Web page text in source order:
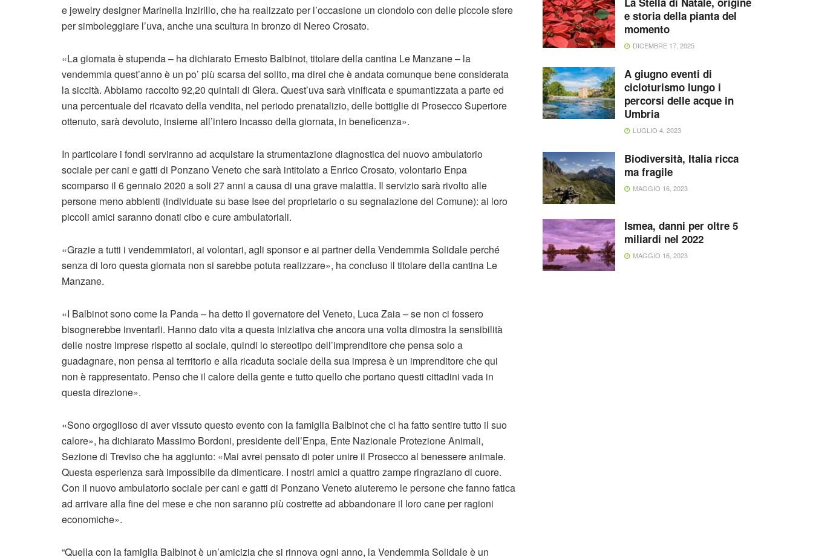
e jewelry designer Marinella Inzirillo, che ha realizzato per l’occasione un ciondolo con delle piccole sfere
per simboleggiare l’uva, anche una scultura in bronzo di Nereo Crosato.
«La giornata è stupenda – ha dichiarato Ernesto Balbinot, titolare della cantina Le Manzane – la
vendemmia quest’anno è un po’ più scarsa del solito, ma direi che è andata comunque bene considerata
la siccità. Abbiamo raccolto 92,20 quintali di Glera. Quest’uva sarà vinificata e spumantizzata a parte ed
una percentuale del ricavato della vendita, nel periodo prenatalizio, delle bottiglie di Prosecco Superiore
ottenuto, sarà devoluto, insieme all’intero incasso della giornata, in beneficenza».
In particolare i fondi serviranno ad acquistare la strumentazione diagnostica del nuovo ambulatorio
sociale per cani e gatti di Ponzano Veneto che sarà intitolato a Enrico Crosato, volontario Enpa
scomparso il 6 gennaio 2020 a soli 27 anni a causa di una grave malattia. Il servizio sarà rivolto alle
persone meno abbienti (individuate su base Isee del proprietario o su segnalazione del Comune): ai loro
piccoli amici saranno donati cibo e cure ambulatoriali.
«Grazie a tutti i vendemmiatori, ai volontari, agli sponsor e ai partner della Vendemmia Solidale perché
senza di loro questa giornata non si sarebbe potuta realizzare», ha concluso il titolare della cantina Le
Manzane.
«I Balbinot sono come la Panda – ha detto il governatore del Veneto, Luca Zaia – se non ci fossero
bisognerebbe inventarli. Hanno dato vita a questa iniziativa che ancora una volta dimostra la sensibilità
delle nostre imprese rispetto al sociale, quindi lo stereotipo dell’imprenditore che pensa solo a
guadagnare, non pensa al territorio e alla ricaduta sociale della sua impresa è un imprenditore che qui
non è rappresentato. Penso che il calore della gente e tutto quello che portano questi cittadini vada in
questa direzione».
«Sono orgoglioso di aver vissuto questo evento con la famiglia Balbinot che ci ha fatto sentire tutto il suo
calore», ha dichiarato Massimo Bordoni, presidente dell’Enpa, Ente Nazionale Protezione Animali,
Sezione di Treviso che ha aggiunto: «Mai avrei pensato di poter unire il Prosecco al benessere animale.
Questa esperienza sarà impossibile da dimenticare. I nostri amici a quattro zampe ringraziano di cuore.
Con il nuovo ambulatorio sociale per cani e gatti di Ponzano Veneto aiuteremo le persone che fanno fatica
ad arrivare alla fine del mese e che non saranno più costrette ad abbandonare il loro cane per ragioni
economiche».
“Quella con la famiglia Balbinot è un’amicizia che si rinnova ogni anno, la Vendemmia Solidale è un
e storia della pianta del
momento
DICEMBRE 17, 2025
A giugno eventi di
cicloturismo lungo i
percorsi delle acque in
Umbria
LUGLIO 4, 2023
Biodiversità, Italia ricca
ma fragile
MAGGIO 16, 2023
Ismea, danni per oltre 5
miliardi nel 2022
MAGGIO 16, 2023